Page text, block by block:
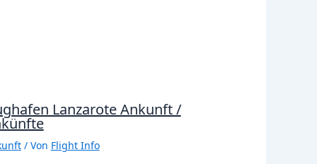
Lanzarote Ankunft /
/ Von Flight Info